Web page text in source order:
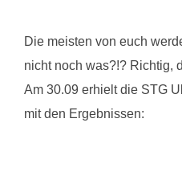
Die meisten von euch
nicht noch was?!? Richtig,
Am 30.09 erhielt die STG
mit den Ergebnissen: